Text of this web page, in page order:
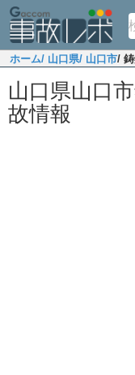
ホーム/ 山口県/ 山口市/
山口県山口
故情報